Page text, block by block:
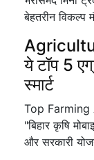
बेहतरीन विकल्प
ये टॉप 5
स्मार्ट
Top Farming
"बिहार कृषि
और सरकारी